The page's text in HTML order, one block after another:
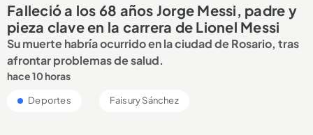
Falleció a los 68 años Jorge Messi, padre y
pieza clave en la carrera de Lionel Messi
Su muerte habría ocurrido en la ciudad de Rosario, tras
afrontar problemas de salud.
hace 10 horas
Deportes Faisury Sánchez